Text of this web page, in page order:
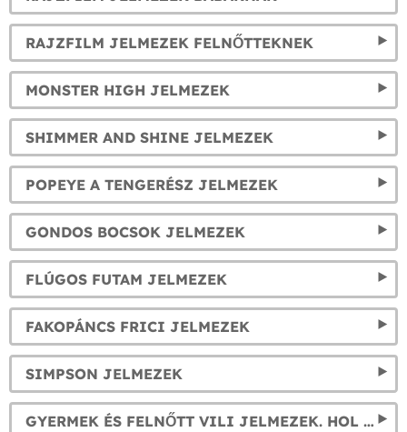
RAJZFILM JELMEZEK FELNŐTTEKNEK
MONSTER HIGH JELMEZEK
SHIMMER AND SHINE JELMEZEK
POPEYE A TENGERÉSZ JELMEZEK
GONDOS BOCSOK JELMEZEK
FLÚGOS FUTAM JELMEZEK
FAKOPÁNCS FRICI JELMEZEK
SIMPSON JELMEZEK
GYERMEK ÉS FELNŐTT VILI JELMEZEK. HOL VAN VILI?